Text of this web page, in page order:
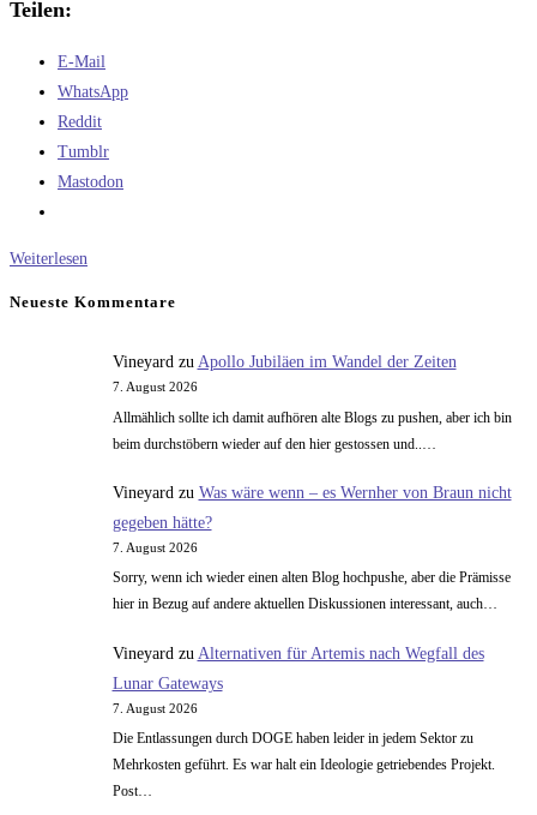
Teilen:
E-Mail
WhatsApp
Reddit
Tumblr
Mastodon
Weiterlesen
Neueste Kommentare
Vineyardzu Apollo Jubiläen im Wandel der Zeiten
7. August 2026
Allmählich sollte ich damit aufhören alte Blogs zu pushen, aber ich bin
beim durchstöbern wieder auf den hier gestossen und..…
Vineyard zu Was wäre wenn – es Wernher von Braun nicht
gegeben hätte?
7. August 2026
Sorry, wenn ich wieder einen alten Blog hochpushe, aber die Prämisse
hier in Bezug auf andere aktuellen Diskussionen interessant, auch…
Vineyard zu Alternativen für Artemis nach Wegfall des
Lunar Gateways
7. August 2026
Die Entlassungen durch DOGE haben leider in jedem Sektor zu
Mehrkosten geführt. Es war halt ein Ideologie getriebendes Projekt.
Post…